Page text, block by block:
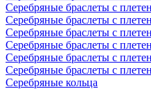
Серебряные браслеты с
Серебряные браслеты с
Серебряные браслеты с
Серебряные браслеты с
Серебряные браслеты с
Серебряные браслеты с
Серебряные кольца